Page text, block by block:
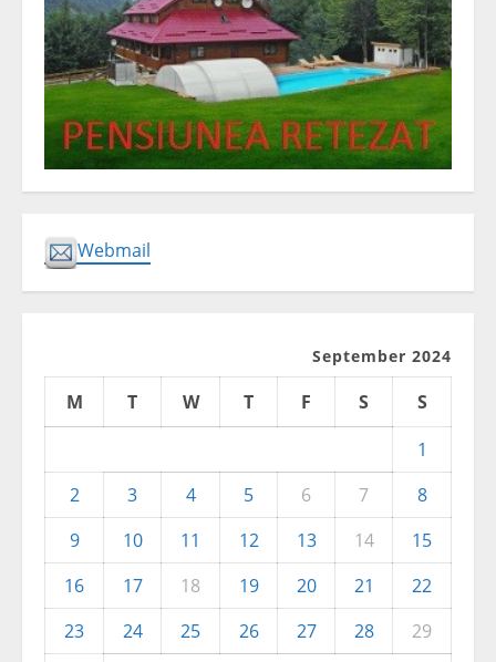
Webmail
September 2024
M T W T F S
S
1
2
3 4 5 6 7
8
9
10 11 12 13 14
15
16
17 18 19 20 21
22
23
24 25 26 27 28
29